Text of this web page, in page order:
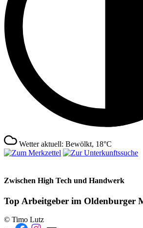
Wetter aktuell: Bewölkt, 18°C
Zwischen High Tech und Handwerk
Top Arbeitgeber im Oldenburger
© Timo Lutz